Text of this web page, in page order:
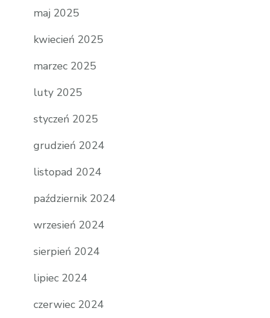
maj 2025
kwiecień 2025
marzec 2025
luty 2025
styczeń 2025
grudzień 2024
listopad 2024
październik 2024
wrzesień 2024
sierpień 2024
lipiec 2024
czerwiec 2024